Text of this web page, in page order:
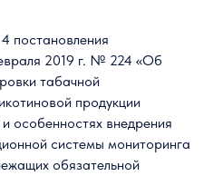
постановления
2019 г. № 224 «Об
табачной
продукции
особенностях внедрения
системы мониторинга
обязательной